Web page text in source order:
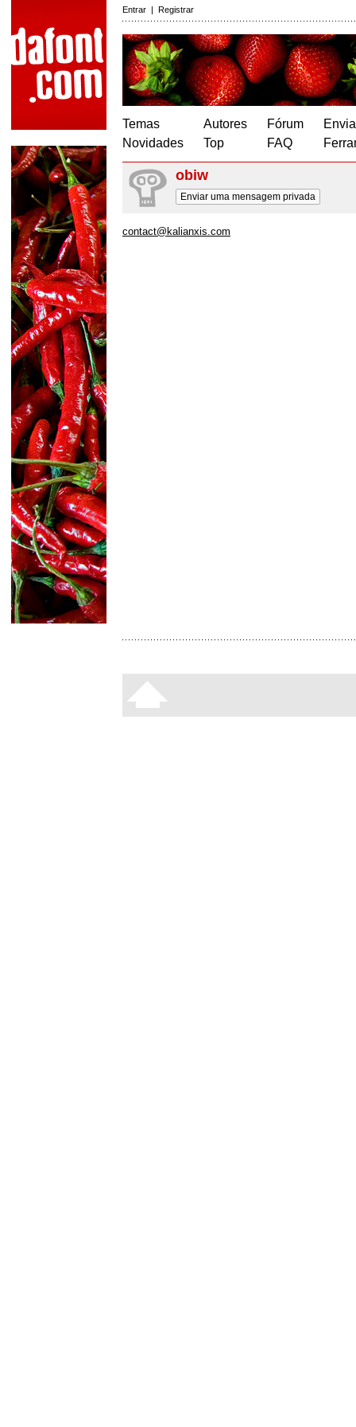
Entrar | Registrar
Temas
Novidades
Autores
Top
Fórum
FAQ
obiw
Enviar uma mensagem privada
contact@kalianxis.com